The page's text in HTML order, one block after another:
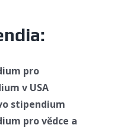
pro
v USA
stipendium
pro vědce a